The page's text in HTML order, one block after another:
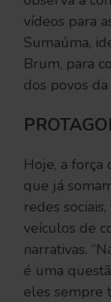
vídeos para
Sumaúma,
Brum, para
dos povos
Hoje, a força
que já
redes
veículos de
narrativas.
é uma
eles sempre